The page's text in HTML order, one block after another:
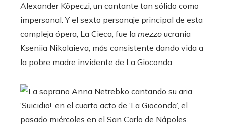
Alexander Köpeczi, un cantante tan sólido como
impersonal. Y el sexto personaje principal de esta
compleja ópera, La Cieca, fue la mezzo ucrania
Kseniia Nikolaieva, más consistente dando vida a
la pobre madre invidente de La Gioconda.